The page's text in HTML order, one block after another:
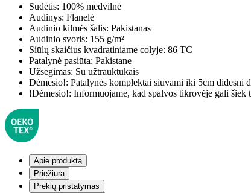
Sudėtis: 100% medvilnė
Audinys: Flanelė
Audinio kilmės šalis: Pakistanas
Audinio svoris: 155 g/m²
Siūlų skaičius kvadratiniame colyje: 86 TC
Patalynė pasiūta: Pakistane
Užsegimas: Su užtrauktukais
Dėmesio!: Patalynės komplektai siuvami iki 5cm didesni
!Dėmesio!: Informuojame, kad spalvos tikrovėje gali šiek
Apie produktą
Priežiūra
Prekių pristatymas